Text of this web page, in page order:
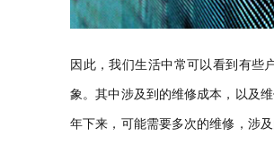
因此，我们生活中常可以看到有些
象。其中涉及到的维修成本，以及
年下来，可能需要多次的维修，涉